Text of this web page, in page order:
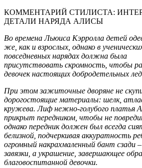
КОММЕНТАРИЙ СТИЛИСТА:
ДЕТАЛИ НАРЯДА АЛИСЫ
Во времена Льюиса Кэрролла детей
же, как и взрослых, однако в
повседневных нарядах должна была
присутствовать скромность, чтобы
девочек настоящих добродетельных
При этом зажиточные дворяне не
дорогостоящие материалы: шелк,
кружева. Лиф нежно-голубого платья
прикрыт передником, чтобы не
однако передник должен был всегда
белизной, подчеркивая аккуратность
огромный накрахмаленный бант сзади
завязки, а украшение, завершающее
благовоспитанной девочки.